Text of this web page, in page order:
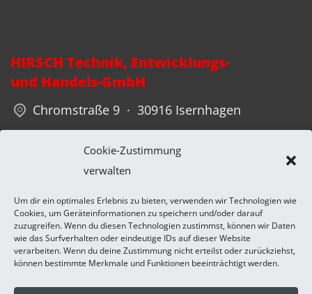
Cookie-Zustimmung
verwalten
Um dir ein optimales Erlebnis zu bieten, verwenden wir Technologien wie
Cookies, um Geräteinformationen zu speichern und/oder darauf
zuzugreifen. Wenn du diesen Technologien zustimmst, können wir Daten
wie das Surfverhalten oder eindeutige IDs auf dieser Website
verarbeiten. Wenn du deine Zustimmung nicht erteilst oder zurückziehst,
können bestimmte Merkmale und Funktionen beeinträchtigt werden.
HIRSCH Technik, Entwicklungs-
und Handels-GmbH
Chromstraße 9 · 30916 Isernhagen
Phone: +49 511 5444583-0
Fax: +49 511 5444583-1 · info(a)hirsch-
technik.de